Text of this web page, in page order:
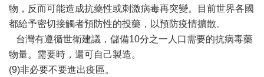
物，反而可能造成抗藥性或刺激病毒再突變。目前世界各國
都給予密切接觸者預防性的投藥，以預防疫情擴散。
台灣有遵循世衛建議，儲備10分之一人口需要的抗病毒藥
物量。需要時，還可自己製造。
(9)非必要不要進出疫區。